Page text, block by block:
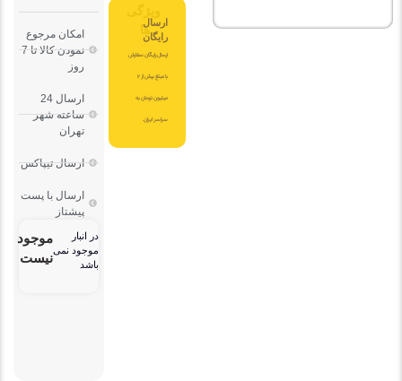
هاارسال
رایگان
ارسال رایگان سفارش
با مبلغ بیش از 2
میلیون تومان به
سراسر ایران.
امکان مرجوع
نمودن کالا تا 7
ارسال 24
ساعته شهر
تهران
ارسال تیپاکس
ارسال با پست
پیشتاز
در انبار
موجود نمی
موجود
نیست